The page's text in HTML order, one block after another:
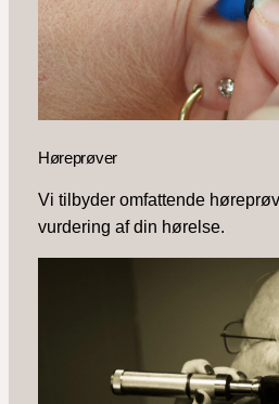
Høreprøver
Vi tilbyder omfattende
vurdering af din hørelse.